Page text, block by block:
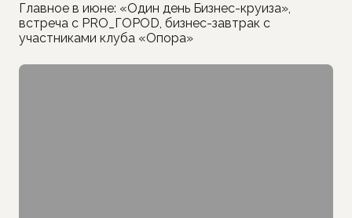
Главное в июне: «Один день Бизнес-круиза»,
встреча с PRO_ГОРОD, бизнес-завтрак с
участниками клуба «Опора»